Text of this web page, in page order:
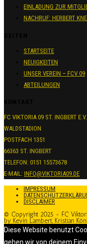
EINLADUNG ZUR
NACHRUF: HERBERT
STARTSEITE
NEUIGKEITEN
UNSER VEREIN – FCV 09
ABTEILUNGEN
FC VIKTORIA 09 ST. INGBERT E.V.
WALDSTADION
POSTFACH 1351
66363 ST. INGBERT
TELEFON: 0151 15573678
E-MAIL: INFO@VIKTORIA09.DE
IMPRESSUM
DISCLAIMER
© Copyright 2025 - FC
by Kevin Lambert, Kristian
Diese Website benutzt
gehen wir von deinem